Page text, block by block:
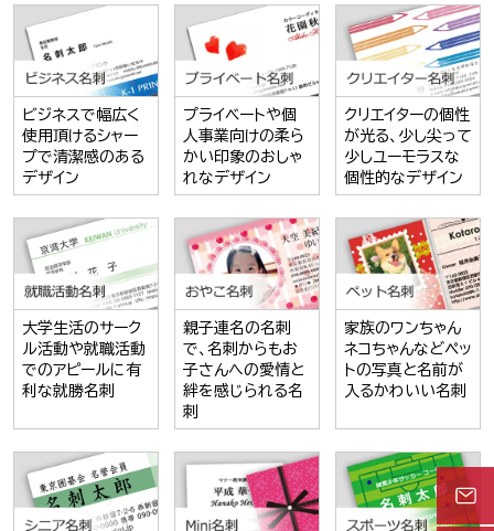
ビジネスで幅広く
使用頂けるシャー
プで清潔感のある
デザイン
プライベートや個
人事業向けの柔ら
かい印象のおしゃ
れなデザイン
クリエイターの個性
が光る、少し尖って
少しユーモラスな
個性的なデザイン
大学生活のサーク
ル活動や就職活動
でのアピールに有
利な就勝名刺
親子連名の名刺
で、名刺からもお
子さんへの愛情と
絆を感じられる名
刺
家族のワンちゃん
ネコちゃんなどペッ
トの写真と名前が
入るかわいい名刺